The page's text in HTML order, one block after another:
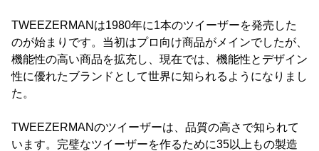
TWEEZERMANは1980年に1本のツイーザーを発売した
のが始まりです。当初はプロ向け商品がメインでしたが、
機能性の高い商品を拡充し、現在では、機能性とデザイン
性に優れたブランドとして世界に知られるようになりまし
た。
TWEEZERMANのツイーザーは、品質の高さで知られて
います。完璧なツイーザーを作るために35以上もの製造